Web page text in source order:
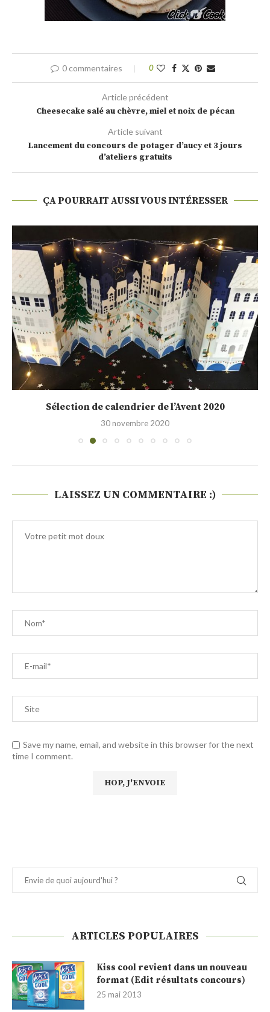
0 commentaires 0
Article précédent
Cheesecake salé au chèvre, miel et noix de pécan
Article suivant
Lancement du concours de potager d’aucy et 3 jours
d’ateliers gratuits
ÇA POURRAIT AUSSI VOUS INTÉRESSER
Sélection de calendrier de l’Avent 2020
30 novembre 2020
LAISSEZ UN COMMENTAIRE :)
Save my name, email, and website in this browser for the next
time I comment.
ARTICLES POPULAIRES
Kiss cool revient dans un nouveau
format (Edit résultats concours)
25 mai 2013